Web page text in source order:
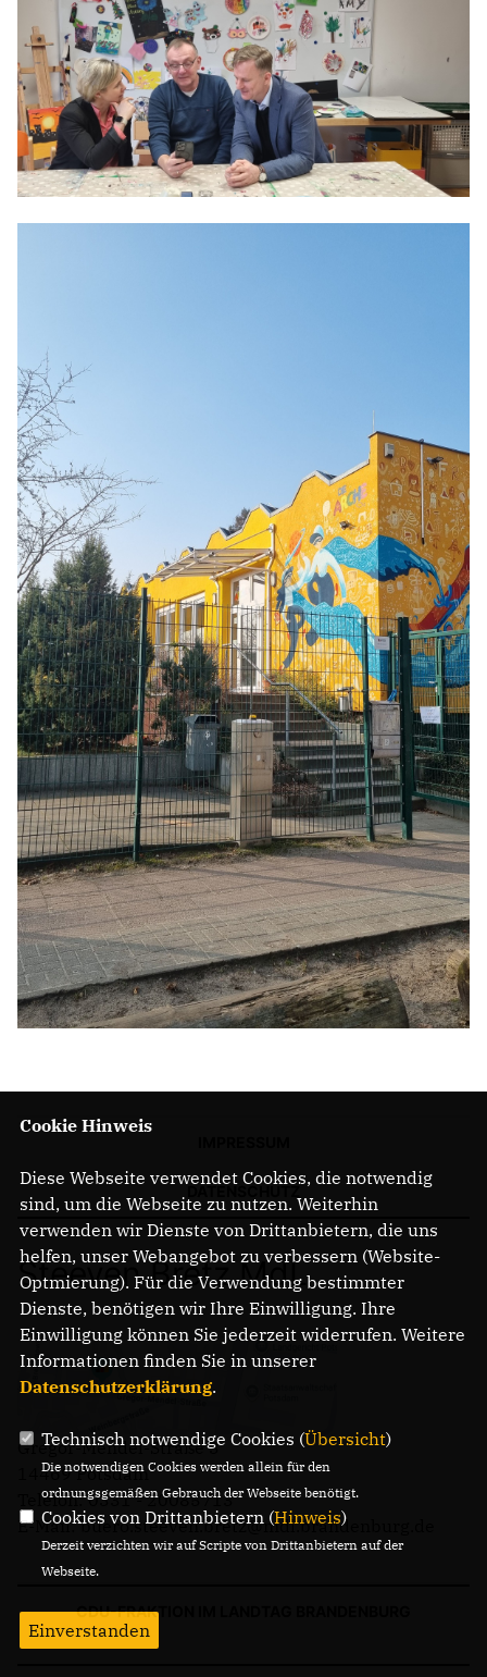
Steeven Bretz MdL
Gregor-Mendel-Straße 3
14469 Potsdam
Telefon: 0331 - 20085713
E-Mail: buero.steeven.bretz@mdl.brandenburg.de
CDU-FRAKTION IM LANDTAG BRANDENBURG
Cookie Hinweis
Diese Webseite verwendet Cookies, die notwendig
sind, um die Webseite zu nutzen. Weiterhin
verwenden wir Dienste von Drittanbietern, die uns
helfen, unser Webangebot zu verbessern (Website-
Optmierung). Für die Verwendung bestimmter
Dienste, benötigen wir Ihre Einwilligung. Ihre
Einwilligung können Sie jederzeit widerrufen. Weitere
Informationen finden Sie in unserer
Datenschutzerklärung.
Technisch notwendige Cookies (Übersicht)
Die notwendigen Cookies werden allein für den
ordnungsgemäßen Gebrauch der Webseite benötigt.
Cookies von Drittanbietern (Hinweis)
Derzeit verzichten wir auf Scripte von Drittanbietern auf der
Webseite.
Einverstanden